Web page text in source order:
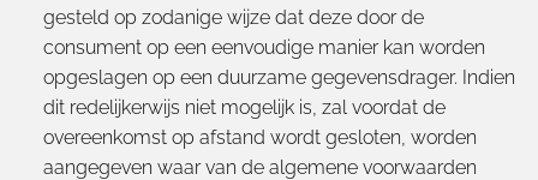
gesteld op zodanige wijze dat deze door de
consument op een eenvoudige manier kan worden
opgeslagen op een duurzame gegevensdrager. Indien
dit redelijkerwijs niet mogelijk is, zal voordat de
overeenkomst op afstand wordt gesloten, worden
aangegeven waar van de algemene voorwaarden